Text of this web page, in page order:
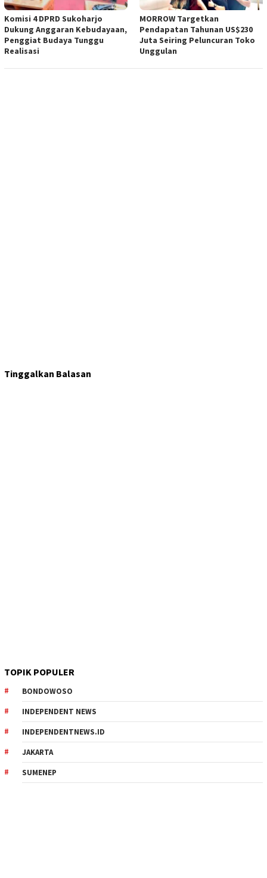
Komisi 4 DPRD Sukoharjo
Dukung Anggaran Kebudayaan,
Penggiat Budaya Tunggu
Realisasi
MORROW Targetkan
Pendapatan Tahunan US$230
Juta Seiring Peluncuran Toko
Unggulan
Tinggalkan Balasan
TOPIK POPULER
BONDOWOSO
INDEPENDENT NEWS
INDEPENDENTNEWS.ID
JAKARTA
SUMENEP